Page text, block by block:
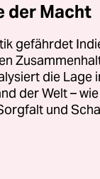
der Macht
gefährdet
die Lage
der Welt –
und